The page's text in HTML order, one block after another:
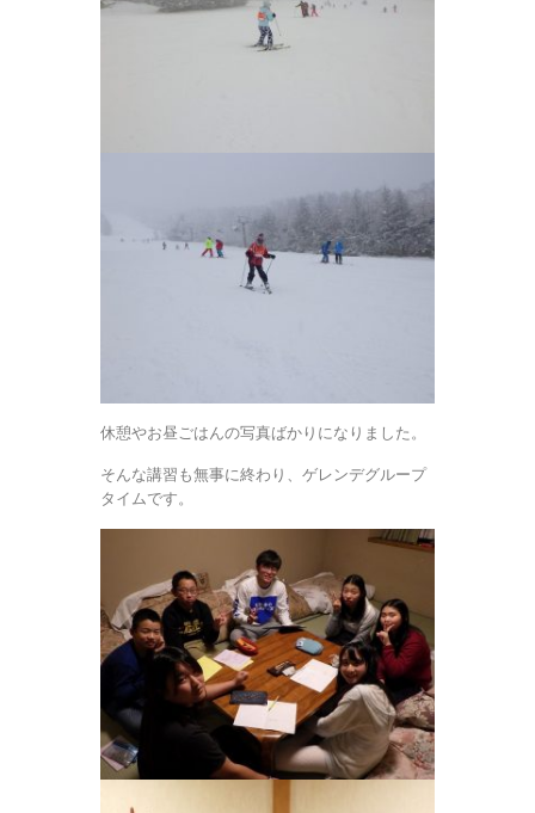
休憩やお昼ごはんの写真ばかりになりました。
そんな講習も無事に終わり、ゲレンデグループ
タイムです。